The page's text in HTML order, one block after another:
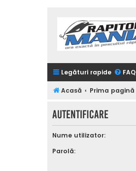
Legături rapide FAQ
Acasă Prima pagină
Autentificare
Nume utilizator:
Parolă: